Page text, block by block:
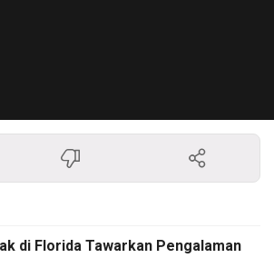
di Florida Tawarkan Pengalaman